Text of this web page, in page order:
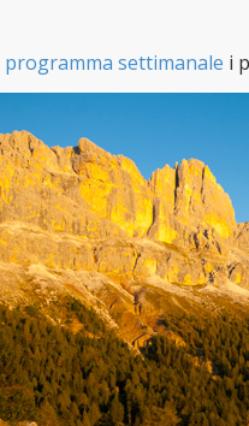
programma settimanale i